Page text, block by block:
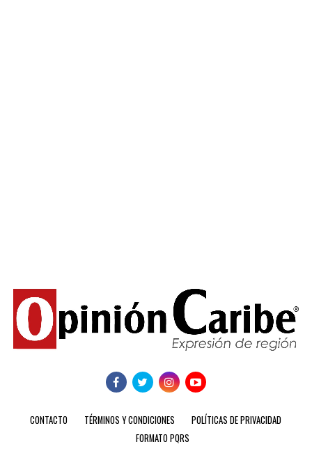
CONTACTO TÉRMINOS Y CONDICIONES
POLÍTICAS DE PRIVACIDAD
FORMATO PQRS